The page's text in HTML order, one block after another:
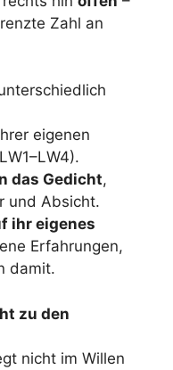
Zahl an
eigenen
das Gedicht,
und Absicht.
ihr eigenes
Erfahrungen,
damit.
zu den
nicht im Willen